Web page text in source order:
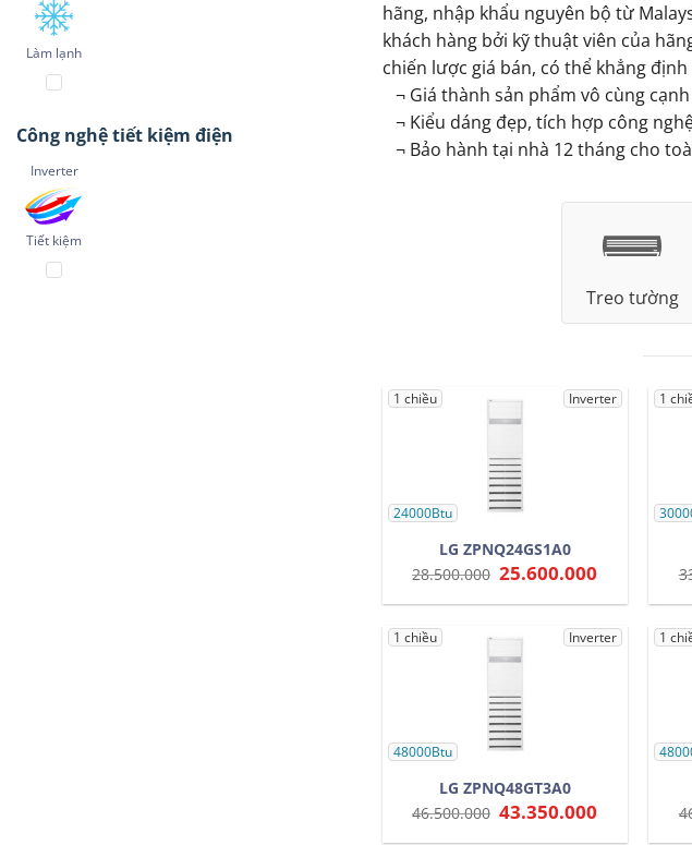
Làm lạnh
Công nghệ tiết kiệm điện
Inverter
Tiết kiệm
hãng, nhập khẩu nguyên bộ từ
khách hàng bởi kỹ thuật viên của
chiến lược giá bán, có thể khẳng
¬ Giá thành sản phẩm vô cùng
¬ Kiểu dáng đẹp, tích hợp công
¬ Bảo hành tại nhà 12 tháng cho
Treo tường
1 chiều
24000Btu
Inverter
LG ZPNQ24GS1A0
28.500.000 Giá
gốc
là:
25.600.000
tại
25.600.000.
1
1 chiều
48000Btu
Inverter
LG ZPNQ48GT3A0
46.500.000 Giá
gốc
là:
43.350.000
tại
1